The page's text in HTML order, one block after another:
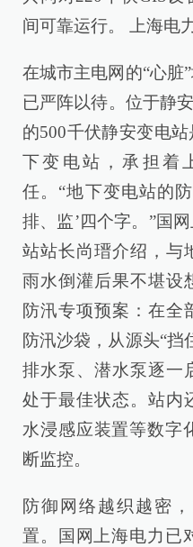
间可靠运行。 上海电
在城市主电网的“心脏
已严阵以待。位于静
的500千伏静安变电
下变电站，承担着
任。“地下变电站的
排、监’四个字。”国
站站长尚瑨介绍，与
雨水倒灌后果不堪设
防汛专项预案：在全
防汛沙袋，从源头“挡
排水泵、潜水泵逐一
处于最佳状态。站内
水浸感应装置等数字
断监控。
防御网络越织越密
置。国网上海电力已